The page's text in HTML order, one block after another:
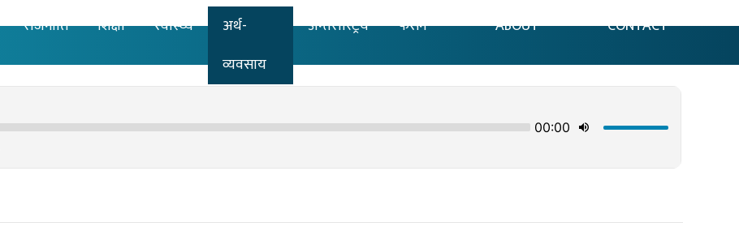
राजनीति शिक्षा स्वास्थ्य
अर्थ-
व्यवसाय
अन्तरास्ट्रिय फेसन ABOUT CONTACT